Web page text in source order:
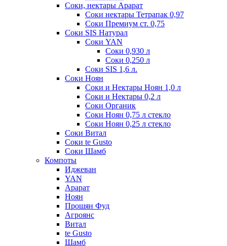
Соки, нектары Арарат
Соки нектары Тетрапак 0,97
Соки Премиум ст. 0,75
Соки SIS Натурал
Соки YAN
Соки 0,930 л
Соки 0,250 л
Соки SIS 1,6 л.
Соки Ноян
Соки и Нектары Ноян 1,0 л
Соки и Нектары 0,2 л
Соки Органик
Соки Ноян 0,75 л стекло
Соки Ноян 0,25 л стекло
Соки Витал
Соки te Gusto
Соки Шамб
Компоты
Иджеван
YAN
Арарат
Ноян
Прошян Фуд
Агроянс
Витал
te Gusto
Шамб